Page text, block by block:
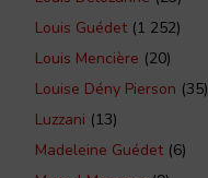
Louis Guédet(1 252)
Louis Mencière (20)
Louise Dény Pierson (35)
Luzzani (13)
Madeleine Guédet(6)